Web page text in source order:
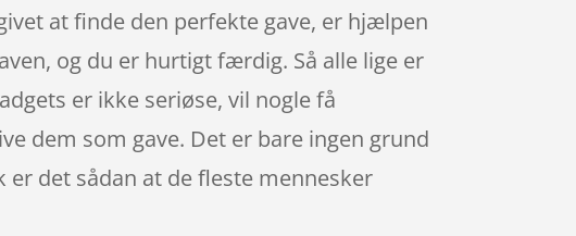
at finde den perfekte gave, er hjælpen
og du er hurtigt færdig. Så alle lige er
er ikke seriøse, vil nogle få
dem som gave. Det er bare ingen grund
det sådan at de fleste mennesker